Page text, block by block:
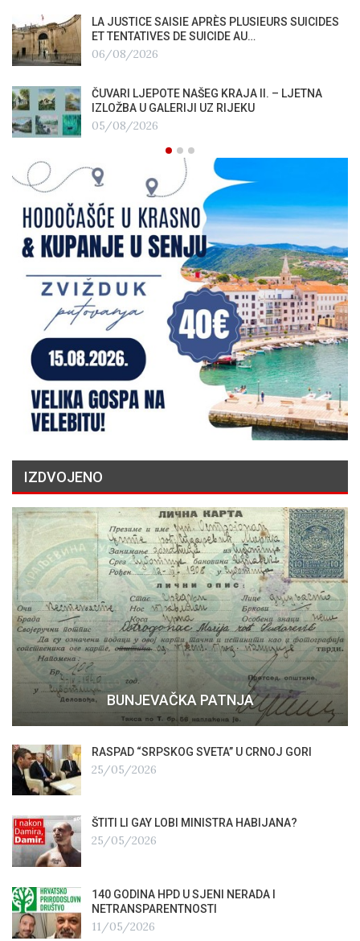
LA JUSTICE SAISIE APRÈS PLUSIEURS SUICIDES
ET TENTATIVES DE SUICIDE AU…
06/08/2026
ČUVARI LJEPOTE NAŠEG KRAJA II. – LJETNA
IZLOŽBA U GALERIJI UZ RIJEKU
05/08/2026
IZDVOJENO
BUNJEVAČKA PATNJA
RASPAD “SRPSKOG SVETA” U CRNOJ GORI
25/05/2026
ŠTITI LI GAY LOBI MINISTRA HABIJANA?
25/05/2026
140 GODINA HPD U SJENI NERADA I
NETRANSPARENTNOSTI
11/05/2026